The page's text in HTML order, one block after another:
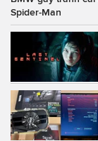
Spider-Man